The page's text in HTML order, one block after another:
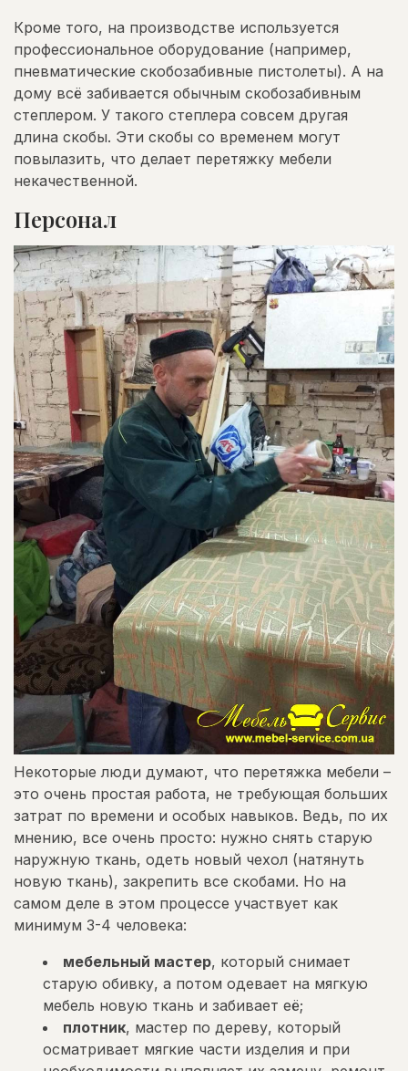
Кроме того, на производстве используется
профессиональное оборудование (например,
пневматические скобозабивные пистолеты). А на
дому всё забивается обычным скобозабивным
степлером. У такого степлера совсем другая
длина скобы. Эти скобы со временем могут
повылазить, что делает перетяжку мебели
некачественной.
Персонал
Некоторые люди думают, что перетяжка мебели –
это очень простая работа, не требующая больших
затрат по времени и особых навыков. Ведь, по их
мнению, все очень просто: нужно снять старую
наружную ткань, одеть новый чехол (натянуть
новую ткань), закрепить все скобами. Но на
самом деле в этом процессе участвует как
минимум 3-4 человека:
мебельный мастер, который снимает
старую обивку, а потом одевает на мягкую
мебель новую ткань и забивает её;
плотник, мастер по дереву, который
осматривает мягкие части изделия и при